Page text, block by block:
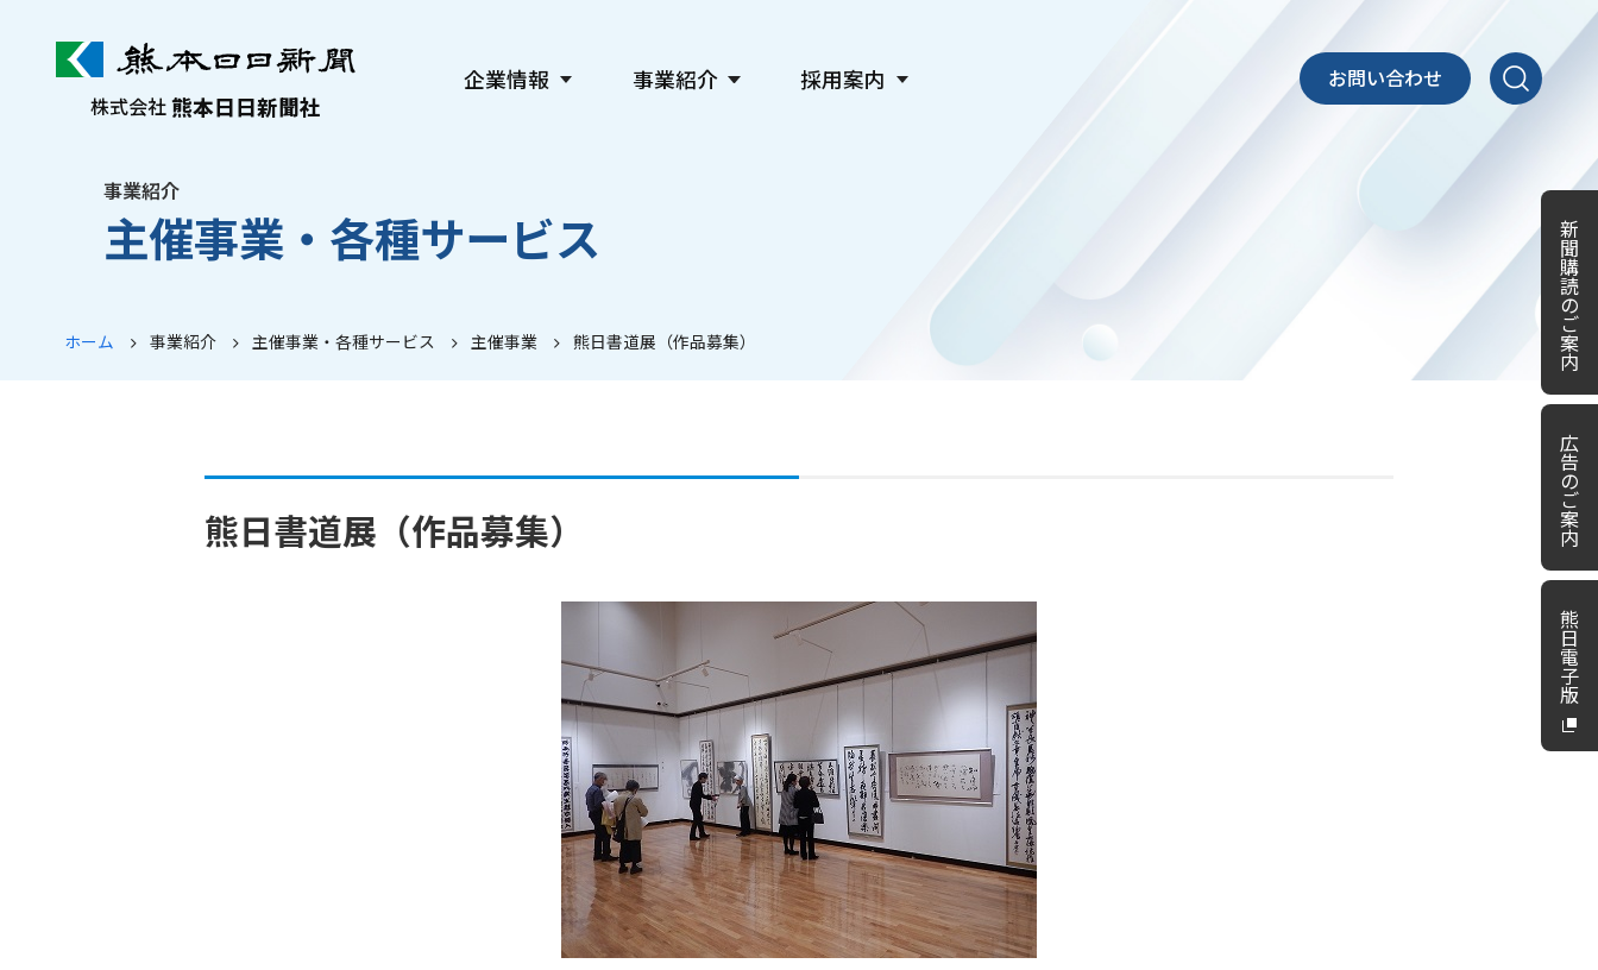
株式会社熊本日日新聞社
企業情報
沿革・歩み
事業紹介
広告事業
採用案内 お問い合わせ
事業紹介
主催事業・各種サービス
ホーム 事業紹介 主催事業・各種サービス 主催事業 熊日書道展（作品募集）
熊日書道展（作品募集）
新
聞
購
読
の
ご
案
内
広
告
の
ご
案
内
熊
日
電
子
版